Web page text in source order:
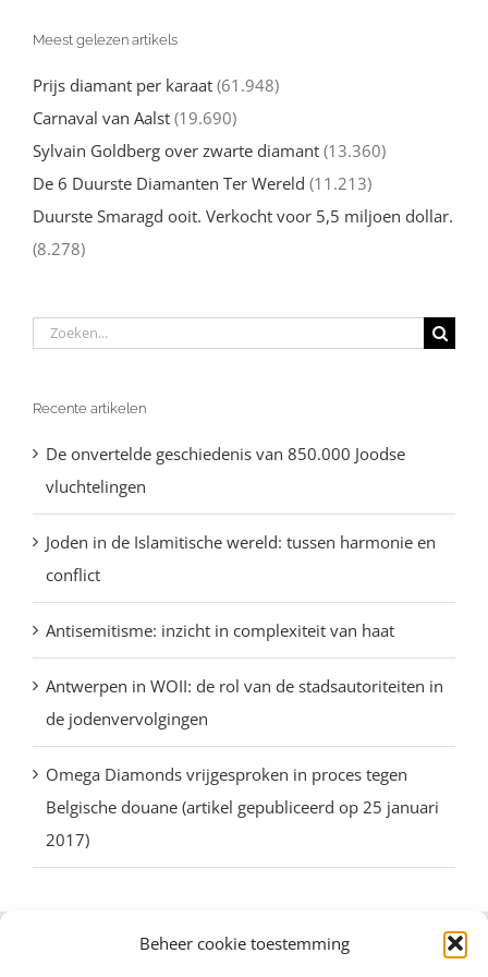
Beheer cookie toestemming
Meest gelezen artikels
Prijs diamant per karaat (61.948)
Carnaval van Aalst (19.690)
Sylvain Goldberg over zwarte diamant (13.360)
De 6 Duurste Diamanten Ter Wereld (11.213)
Duurste Smaragd ooit. Verkocht voor 5,5 miljoen dollar.
(8.278)
Zoeken
Recente artikelen
De onvertelde geschiedenis van 850.000 Joodse
vluchtelingen
Joden in de Islamitische wereld: tussen harmonie en
conflict
Antisemitisme: inzicht in complexiteit van haat
Antwerpen in WOII: de rol van de stadsautoriteiten in
de jodenvervolgingen
Omega Diamonds vrijgesproken in proces tegen
Belgische douane (artikel gepubliceerd op 25 januari
2017)